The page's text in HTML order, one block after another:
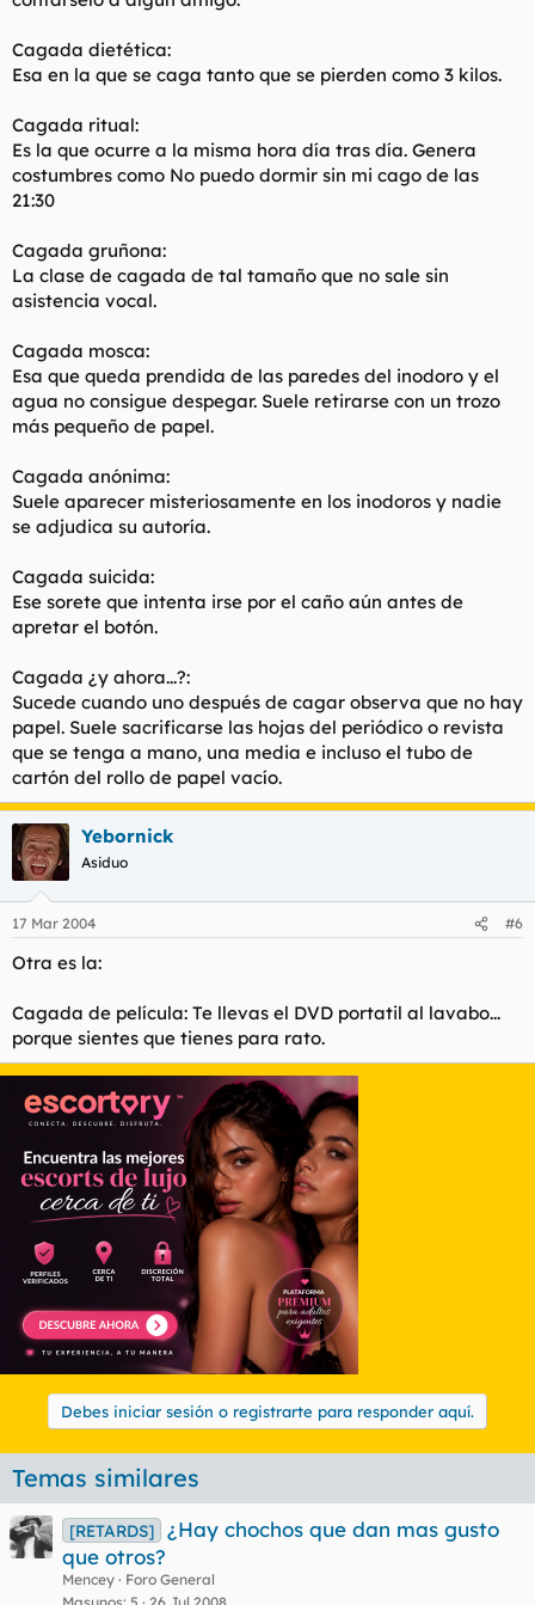
Cagada dietética:
Esa en la que se caga tanto que se pierden como 3 kilos.
Cagada ritual:
Es la que ocurre a la misma hora día tras día. Genera
costumbres como No puedo dormir sin mi cago de las
21:30
Cagada gruñona:
La clase de cagada de tal tamaño que no sale sin
asistencia vocal.
Cagada mosca:
Esa que queda prendida de las paredes del inodoro y el
agua no consigue despegar. Suele retirarse con un trozo
más pequeño de papel.
Cagada anónima:
Suele aparecer misteriosamente en los inodoros y nadie
se adjudica su autoría.
Cagada suicida:
Ese sorete que intenta irse por el caño aún antes de
apretar el botón.
Cagada ¿y ahora...?:
Sucede cuando uno después de cagar observa que no hay
papel. Suele sacrificarse las hojas del periódico o revista
que se tenga a mano, una media e incluso el tubo de
cartón del rollo de papel vacío.
Yebornick
Asiduo
17 Mar 2004 #6
Otra es la:
Cagada de película: Te llevas el DVD portatil al lavabo...
porque sientes que tienes para rato.
Debes iniciar sesión o registrarte para responder aquí.
Temas similares
[RETARDS]
¿Hay chochos que dan mas gusto
que otros?
Mencey
Foro General